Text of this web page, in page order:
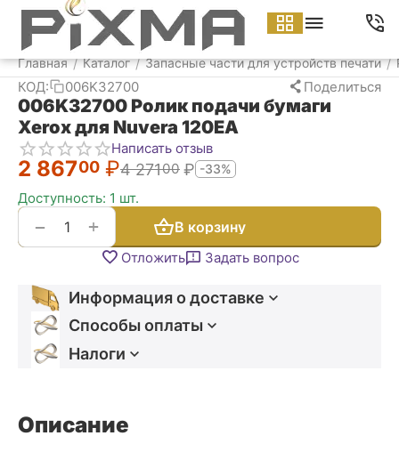
Главная / Каталог / Запасные части для устройств печати /
КОД: 006K32700 Поделиться
006K32700 Ролик подачи бумаги
Xerox для Nuvera 120EA
Написать отзыв
2 86700 ₽4 27100 ₽ -33%
Доступность: 1 шт.
+
− В корзину
Отложить Задать вопрос
Информация о доставке
Способы оплаты
Налоги
Описание
Меню Найти Корзина Аккаунт